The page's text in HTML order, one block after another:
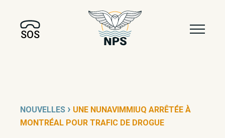
SOS
NOUVELLES › UNE NUNAVIMMIUQ ARRÊTÉE À
MONTRÉAL POUR TRAFIC DE DROGUE